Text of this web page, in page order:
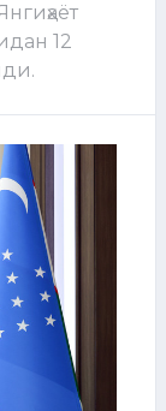
12